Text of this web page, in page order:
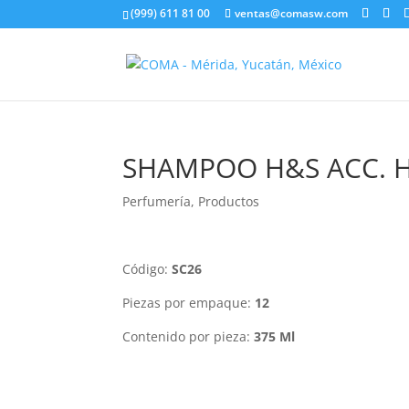
(999) 611 81 00 ventas@comasw.com
SHAMPOO H&S ACC.
Perfumería, Productos
Código:SC26
Piezas por empaque: 12
Contenido por pieza:375 Ml